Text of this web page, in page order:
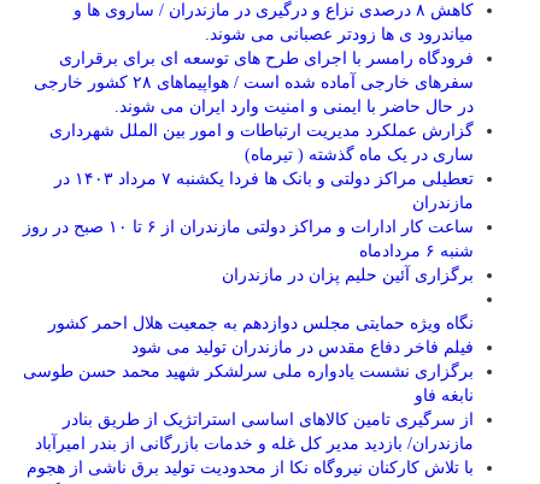
کاهش ۸ درصدی نزاع و درگیری در مازندران / ساروی ها و
میاندرود ی ها زودتر عصبانی می شوند.
فرودگاه رامسر با اجرای طرح های توسعه ای برای برقراری
سفرهای خارجی آماده شده است / هواپیماهای ۲۸ کشور خارجی
در حال حاضر با ایمنی و امنیت وارد ایران می شوند.
گزارش عملکرد مدیریت ارتباطات و امور بین الملل شهرداری
ساری در یک ماه گذشته ( تیرماه)
تعطیلی مراکز دولتی و بانک ها فردا یکشنبه ۷ مرداد ۱۴۰۳ در
مازندران
ساعت کار ادارات و مراکز دولتی مازندران از ۶ تا ۱۰ صبح در روز
شنبه ۶ مردادماه
برگزاری آئین حلیم پزان در مازندران
نگاه ویژه حمایتی مجلس دوازدهم به جمعیت هلال احمر کشور
فیلم فاخر دفاع مقدس در مازندران تولید می شود
برگزاری نشست یادواره ملی سرلشکر شهید محمد حسن طوسی
نابغه فاو
از سرگیری تامین کالاهای اساسی استراتژیک از طریق بنادر
مازندران/ بازدید مدیر کل غله و خدمات بازرگانی از بندر امیرآباد
با تلاش کارکنان نیروگاه نکا از محدودیت تولید برق ناشی از هجوم